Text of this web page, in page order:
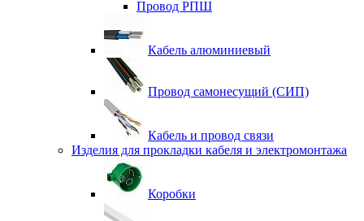
Провод РПШ
Кабель алюминиевый
Провод самонесущий (СИП)
Кабель и провод связи
Изделия для прокладки кабеля и электромонтажа
Коробки